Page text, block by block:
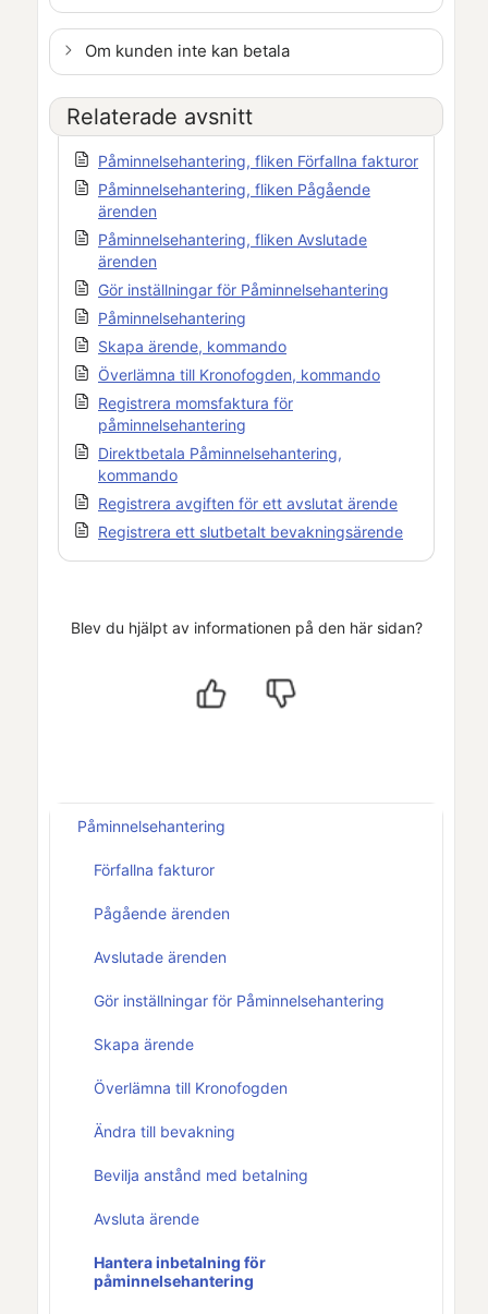
Om kunden inte kan betala
Relaterade avsnitt
Påminnelsehantering, fliken Förfallna fakturor
Påminnelsehantering, fliken Pågående
ärenden
Påminnelsehantering, fliken Avslutade
ärenden
Gör inställningar för Påminnelsehantering
Påminnelsehantering
Skapa ärende, kommando
Överlämna till Kronofogden, kommando
Registrera momsfaktura för
påminnelsehantering
Direktbetala Påminnelsehantering,
kommando
Registrera avgiften för ett avslutat ärende
Registrera ett slutbetalt bevakningsärende
Blev du hjälpt av informationen på den här sidan?
Påminnelsehantering
Förfallna fakturor
Pågående ärenden
Avslutade ärenden
Gör inställningar för Påminnelsehantering
Skapa ärende
Överlämna till Kronofogden
Ändra till bevakning
Bevilja anstånd med betalning
Avsluta ärende
Hantera inbetalning för
påminnelsehantering